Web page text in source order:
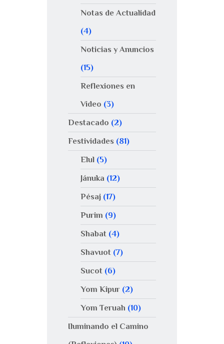
Notas de Actualidad
(4)
Noticias y Anuncios
(15)
Reflexiones en
Video (3)
Destacado (2)
Festividades (81)
Elul(5)
Jánuka (12)
Pésaj(17)
Purim (9)
Shabat(4)
Shavuot(7)
Sucot(6)
Yom Kipur(2)
Yom Teruah (10)
Iluminando el Camino